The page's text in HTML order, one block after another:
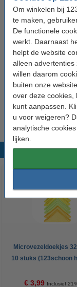
Om winkelen bij
te maken,
De functionele
werkt. Daarnaast
helpt de website
alleen advertenties
willen daarom
buiten onze
over deze cookies,
kunt aanpassen.
u voor weigeren?
analytische
lijken.
Gillette
€ 2,49
De
€ 6,99
De
Microvezeldoekjes
10 stuks (123schoon
€ 3,99 Inclusief